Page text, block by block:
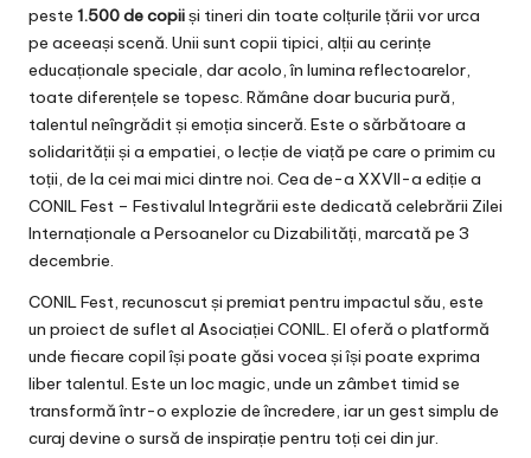
peste 1.500 de copiiși tineri din toate colțurile țării vor urca
pe aceeași scenă. Unii sunt copii tipici, alții au cerințe
educaționale speciale, dar acolo, în lumina reflectoarelor,
toate diferențele se topesc. Rămâne doar bucuria pură,
talentul neîngrădit și emoția sinceră. Este o sărbătoare a
solidarității și a empatiei, o lecție de viață pe care o primim cu
toții, de la cei mai mici dintre noi. Cea de-a XXVII-a ediție a
CONIL Fest – Festivalul Integrării este dedicată celebrării Zilei
Internaționale a Persoanelor cu Dizabilități, marcată pe 3
decembrie.
CONIL Fest, recunoscut și premiat pentru impactul său, este
un proiect de suflet al Asociației CONIL. El oferă o platformă
unde fiecare copil își poate găsi vocea și își poate exprima
liber talentul. Este un loc magic, unde un zâmbet timid se
transformă într-o explozie de încredere, iar un gest simplu de
curaj devine o sursă de inspirație pentru toți cei din jur.